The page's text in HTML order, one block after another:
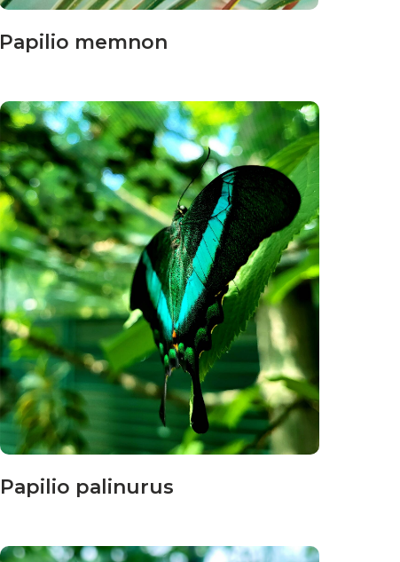
Papilio memnon
Papilio palinurus